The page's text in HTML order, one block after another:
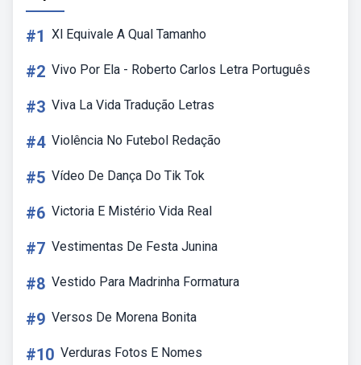
#1 Xl Equivale A Qual Tamanho
#2 Vivo Por Ela - Roberto Carlos Letra Português
#3 Viva La Vida Tradução Letras
#4 Violência No Futebol Redação
#5 Vídeo De Dança Do Tik Tok
#6 Victoria E Mistério Vida Real
#7 Vestimentas De Festa Junina
#8 Vestido Para Madrinha Formatura
#9 Versos De Morena Bonita
#10 Verduras Fotos E Nomes